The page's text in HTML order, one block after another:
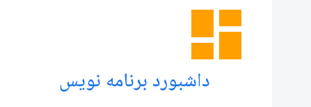
dashboard
داشبورد برنامه نویس